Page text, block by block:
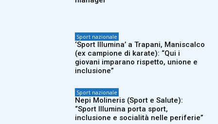
Sport nazionale
‘Sport Illumina’ a Trapani, Maniscalco
(ex campione di karate): “Qui i
giovani imparano rispetto, unione e
inclusione”
Sport nazionale
Nepi Molineris (Sport e Salute):
“Sport Illumina porta sport,
inclusione e socialità nelle periferie”